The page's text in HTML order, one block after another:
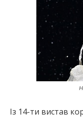
Із 14-ти вистав